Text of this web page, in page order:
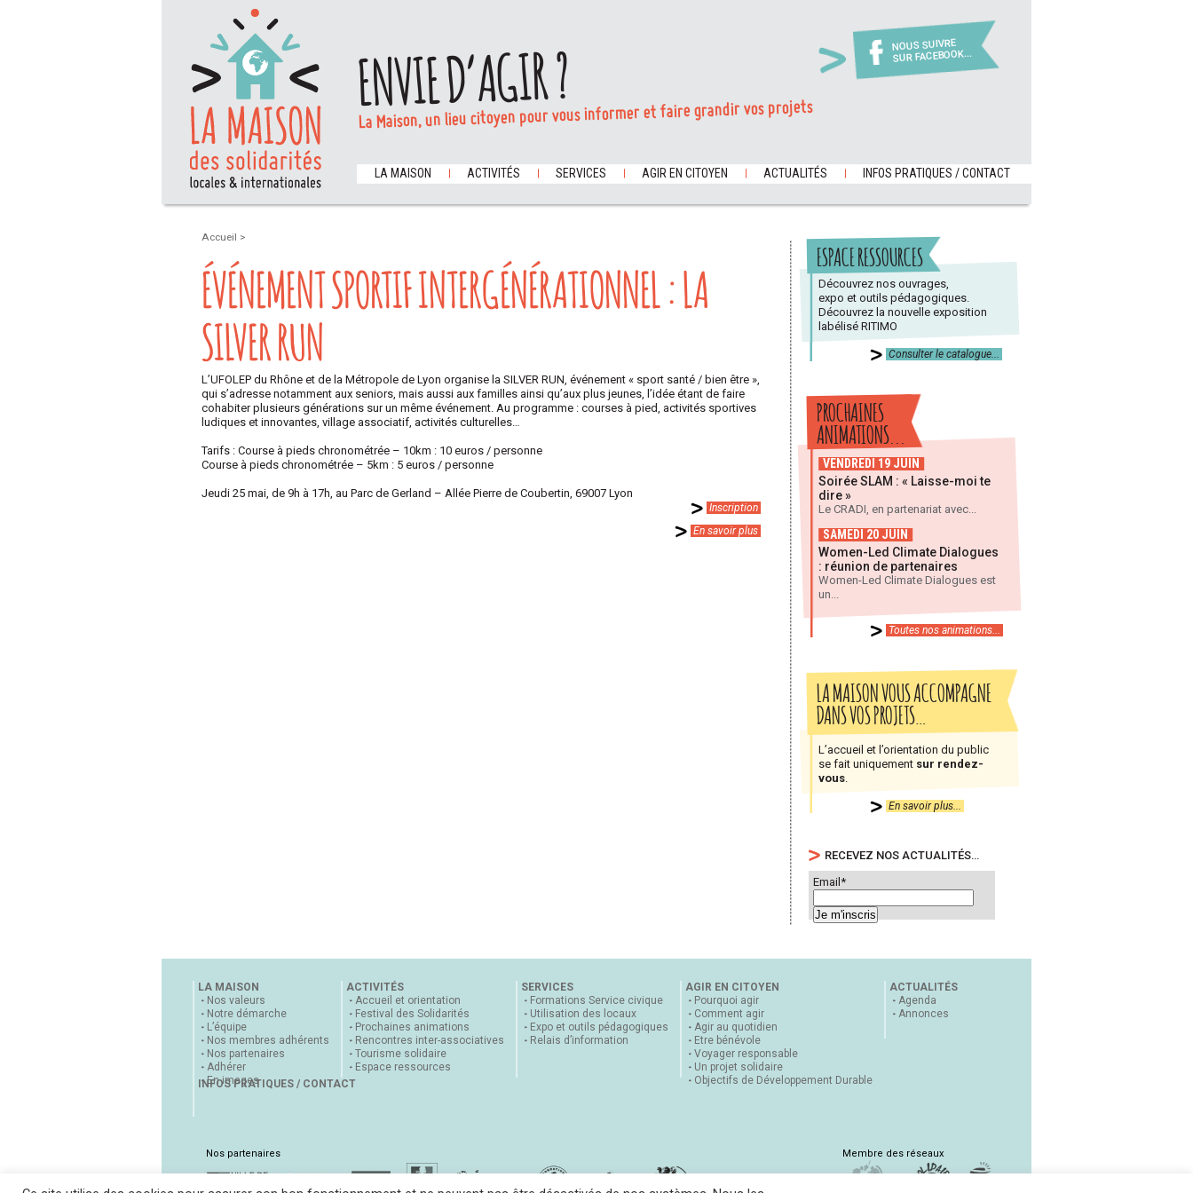
NOUS SUIVRE
SUR FACEBOOK...
ENVIE D’AGIR ?
La Maison, un lieu citoyen pour vous informer et faire grandir vos projets
LA MAISON ACTIVITÉS SERVICES AGIR EN CITOYEN ACTUALITÉS INFOS PRATIQUES / CONTACT
Accueil >
ÉVÉNEMENT SPORTIF INTERGÉNÉRATIONNEL : LA
SILVER RUN
L’UFOLEP du Rhône et de la Métropole de Lyon organise la SILVER RUN, événement « sport santé / bien être »,
qui s’adresse notamment aux seniors, mais aussi aux familles ainsi qu’aux plus jeunes, l’idée étant de faire
cohabiter plusieurs générations sur un même événement. Au programme : courses à pied, activités sportives
ludiques et innovantes, village associatif, activités culturelles…
Tarifs : Course à pieds chronométrée – 10km : 10 euros / personne
Course à pieds chronométrée – 5km : 5 euros / personne
Jeudi 25 mai, de 9h à 17h, au Parc de Gerland – Allée Pierre de Coubertin, 69007 Lyon
Inscription
En savoir plus
ESPACE RESSOURCES
Découvrez nos ouvrages,
expo et outils pédagogiques.
Découvrez la nouvelle exposition
labélisé RITIMO
Consulter le catalogue...
PROCHAINES
ANIMATIONS...
VENDREDI 19 JUIN
Soirée SLAM : « Laisse-moi te
dire »
Le CRADI, en partenariat avec...
SAMEDI 20 JUIN
Women-Led Climate Dialogues
: réunion de partenaires
Women-Led Climate Dialogues est
un...
Toutes nos animations...
LA MAISON VOUS ACCOMPAGNE
DANS VOS PROJETS…
L’accueil et l’orientation du public
se fait uniquement sur rendez-
vous
En savoir plus...
RECEVEZ NOS ACTUALITÉS…
Email*
LA MAISON
Nos valeurs
Notre démarche
L’équipe
Nos membres adhérents
Nos partenaires
Adhérer
En images
ACTIVITÉS
Accueil et orientation
Festival des Solidarités
Prochaines animations
Rencontres inter-associatives
Tourisme solidaire
Espace ressources
SERVICES
Formations Service civique
Utilisation des locaux
Expo et outils pédagogiques
Relais d’information
AGIR EN CITOYEN
Pourquoi agir
Comment agir
Agir au quotidien
Etre bénévole
Voyager responsable
Un projet solidaire
Objectifs de Développement Durable
ACTUALITÉS
Agenda
Annonces
INFOS PRATIQUES / CONTACT
Nos partenaires Membre des réseaux